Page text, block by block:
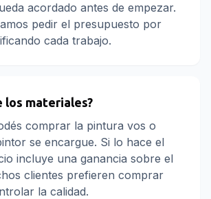
acordado antes de empezar.
pedir el presupuesto por
cada trabajo.
los materiales?
comprar la pintura vos o
se encargue. Si lo hace el
incluye una ganancia sobre el
clientes prefieren comprar
la calidad.